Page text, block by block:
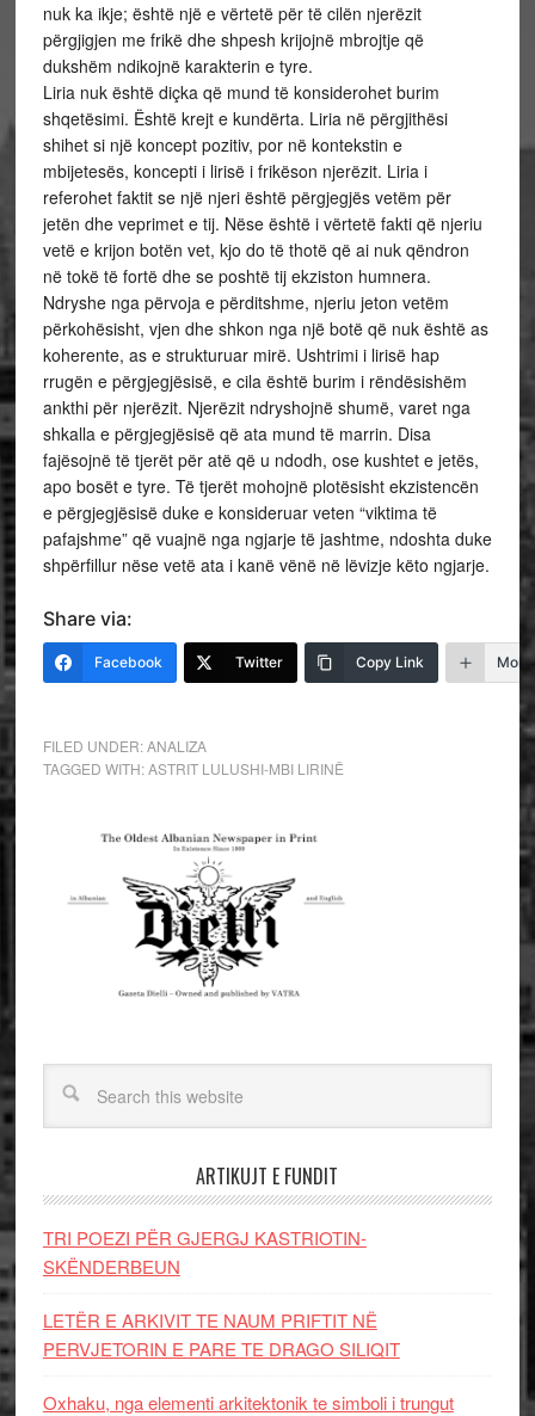
nuk ka ikje; është një e vërtetë për të cilën njerëzit
përgjigjen me frikë dhe shpesh krijojnë mbrojtje që
dukshëm ndikojnë karakterin e tyre.
Liria nuk është diçka që mund të konsiderohet burim
shqetësimi. Është krejt e kundërta. Liria në përgjithësi
shihet si një koncept pozitiv, por në kontekstin e
mbijetesës, koncepti i lirisë i frikëson njerëzit. Liria i
referohet faktit se një njeri është përgjegjës vetëm për
jetën dhe veprimet e tij. Nëse është i vërtetë fakti që njeriu
vetë e krijon botën vet, kjo do të thotë që ai nuk qëndron
në tokë të fortë dhe se poshtë tij ekziston humnera.
Ndryshe nga përvoja e përditshme, njeriu jeton vetëm
përkohësisht, vjen dhe shkon nga një botë që nuk është as
koherente, as e strukturuar mirë. Ushtrimi i lirisë hap
rrugën e përgjegjësisë, e cila është burim i rëndësishëm
ankthi për njerëzit. Njerëzit ndryshojnë shumë, varet nga
shkalla e përgjegjësisë që ata mund të marrin. Disa
fajësojnë të tjerët për atë që u ndodh, ose kushtet e jetës,
apo bosët e tyre. Të tjerët mohojnë plotësisht ekzistencën
e përgjegjësisë duke e konsideruar veten “viktima të
pafajshme” që vuajnë nga ngjarje të jashtme, ndoshta duke
shpërfillur nëse vetë ata i kanë vënë në lëvizje këto ngjarje.
Share via:
Facebook Twitter Copy Link More
FILED UNDER:ANALIZA
TAGGED WITH:ASTRIT LULUSHI-MBI LIRINË
ARTIKUJT E FUNDIT
TRI POEZI PËR GJERGJ KASTRIOTIN-
SKËNDERBEUN
LETËR E ARKIVIT TE NAUM PRIFTIT NË
PERVJETORIN E PARE TE DRAGO SILIQIT
Oxhaku, nga elementi arkitektonik te simboli i trungut